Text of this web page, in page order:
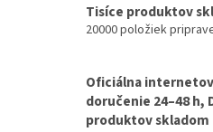
Tisíce produktov
20000 položiek
Oficiálna
doručenie 24–48
produktov skladom